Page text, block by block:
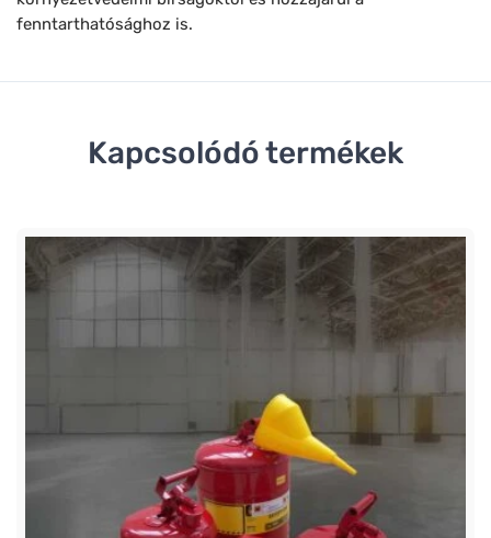
fenntarthatósághoz is.
Kapcsolódó termékek